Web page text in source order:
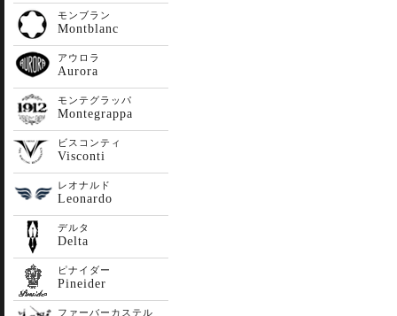
モンブラン
Montblanc
アウロラ
Aurora
モンテグラッパ
Montegrappa
ビスコンティ
Visconti
レオナルド
Leonardo
デルタ
Delta
ピナイダー
Pineider
ファーバーカステル